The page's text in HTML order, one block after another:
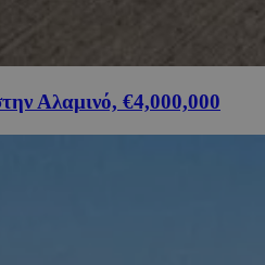
Αλαμινό, €4,000,000